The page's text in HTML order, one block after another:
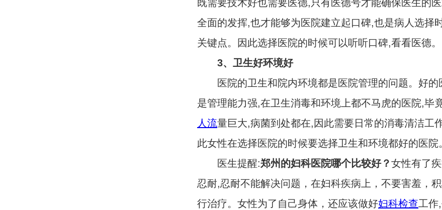
既需要技术好也需要医德,只有医德号才能确保医生的
全面的发挥,也才能够为医院建立起口碑,也是病人选择
关键点。因此选择医院的时候可以听听口碑,看看医德。
3、卫生好环境好
医院的卫生和院内环境都是医院管理的问题。好的
是管理能力强,在卫生消毒和环境上都不马虎的医院,毕
人流量巨大,病菌到处都在,因此需要日常的消毒清洁工
此女性在选择医院的时候要选择卫生和环境都好的医院
医生提醒:郑州的妇科医院哪个比较好？女性有了
忍耐,忍耐不能解决问题，在妇科疾病上，不要害羞，
行治疗。女性为了自己身体，还应该做好妇科检查工作